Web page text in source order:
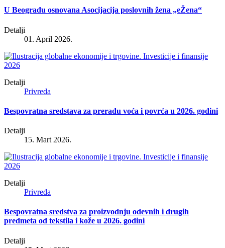
U Beogradu osnovana Asocijacija poslovnih žena „eŽena“
Detalji
01. April 2026.
Detalji
Privreda
Bespovratna sredstava za preradu voća i povrća u 2026. godini
Detalji
15. Mart 2026.
Detalji
Privreda
Bespovratna sredstva za proizvodnju odevnih i drugih
predmeta od tekstila i kože u 2026. godini
Detalji